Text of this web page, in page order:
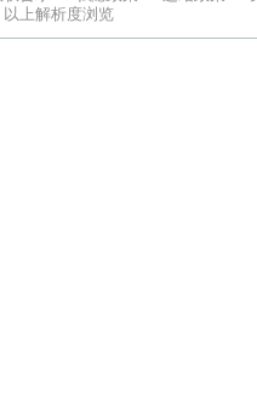
上解析度浏览